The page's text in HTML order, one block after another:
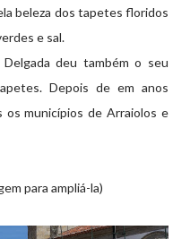
beleza dos tapetes floridos
e sal.
deu também o seu
Depois de em anos
municípios de Arraiolos e
para ampliá-la)